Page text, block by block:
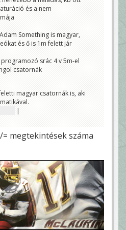
😀 Ha belegondolsz ez
1,36 millió van most és ha
a "legfeliratkozottabb"
és a nem
Something is magyar,
és ő is 1m felett jár
srác 4 v 5m-el
csatornák
magyar csatornák is, aki
|
megtekintések száma